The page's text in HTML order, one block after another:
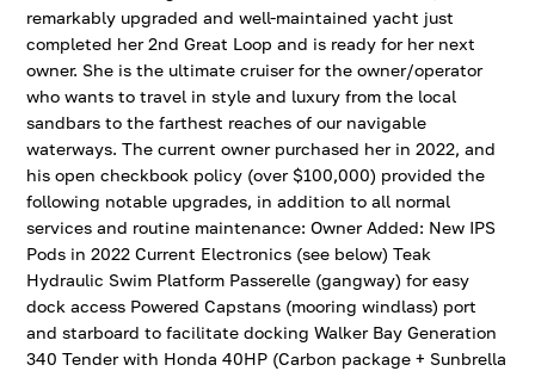
remarkably upgraded and well-maintained yacht just
completed her 2nd Great Loop and is ready for her next
owner. She is the ultimate cruiser for the owner/operator
who wants to travel in style and luxury from the local
sandbars to the farthest reaches of our navigable
waterways. The current owner purchased her in 2022, and
his open checkbook policy (over $100,000) provided the
following notable upgrades, in addition to all normal
services and routine maintenance: Owner Added: New IPS
Pods in 2022 Current Electronics (see below) Teak
Hydraulic Swim Platform Passerelle (gangway) for easy
dock access Powered Capstans (mooring windlass) port
and starboard to facilitate docking Walker Bay Generation
340 Tender with Honda 40HP (Carbon package + Sunbrella